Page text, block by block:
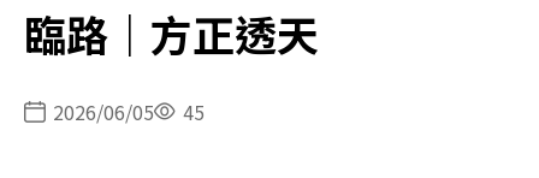
臨路｜方正透天
2026/06/05 45